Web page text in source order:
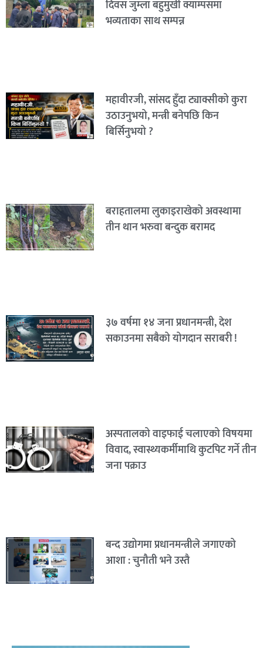
दिवस जुम्ला बहुमुखी क्याम्पसमा
भव्यताका साथ सम्पन्न
महावीरजी, सांसद हुँदा ट्याक्सीको कुरा
उठाउनुभयो, मन्त्री बनेपछि किन
बिर्सिनुभयो ?
बराहतालमा लुकाइराखेको अवस्थामा
तीन थान भरुवा बन्दुक बरामद
३७ वर्षमा १४ जना प्रधानमन्त्री, देश
सकाउनमा सबैको योगदान सराबरी !
अस्पतालको वाइफाई चलाएको विषयमा
विवाद, स्वास्थ्यकर्मीमाथि कुटपिट गर्ने तीन
जना पक्राउ
बन्द उद्योगमा प्रधानमन्त्रीले जगाएको
आशा : चुनौती भने उस्तै